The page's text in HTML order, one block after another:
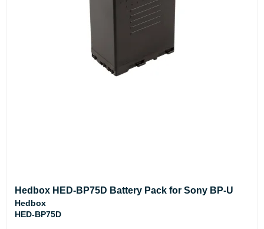
Hedbox HED-BP75D Battery Pack for Sony BP-U
Hedbox
HED-BP75D